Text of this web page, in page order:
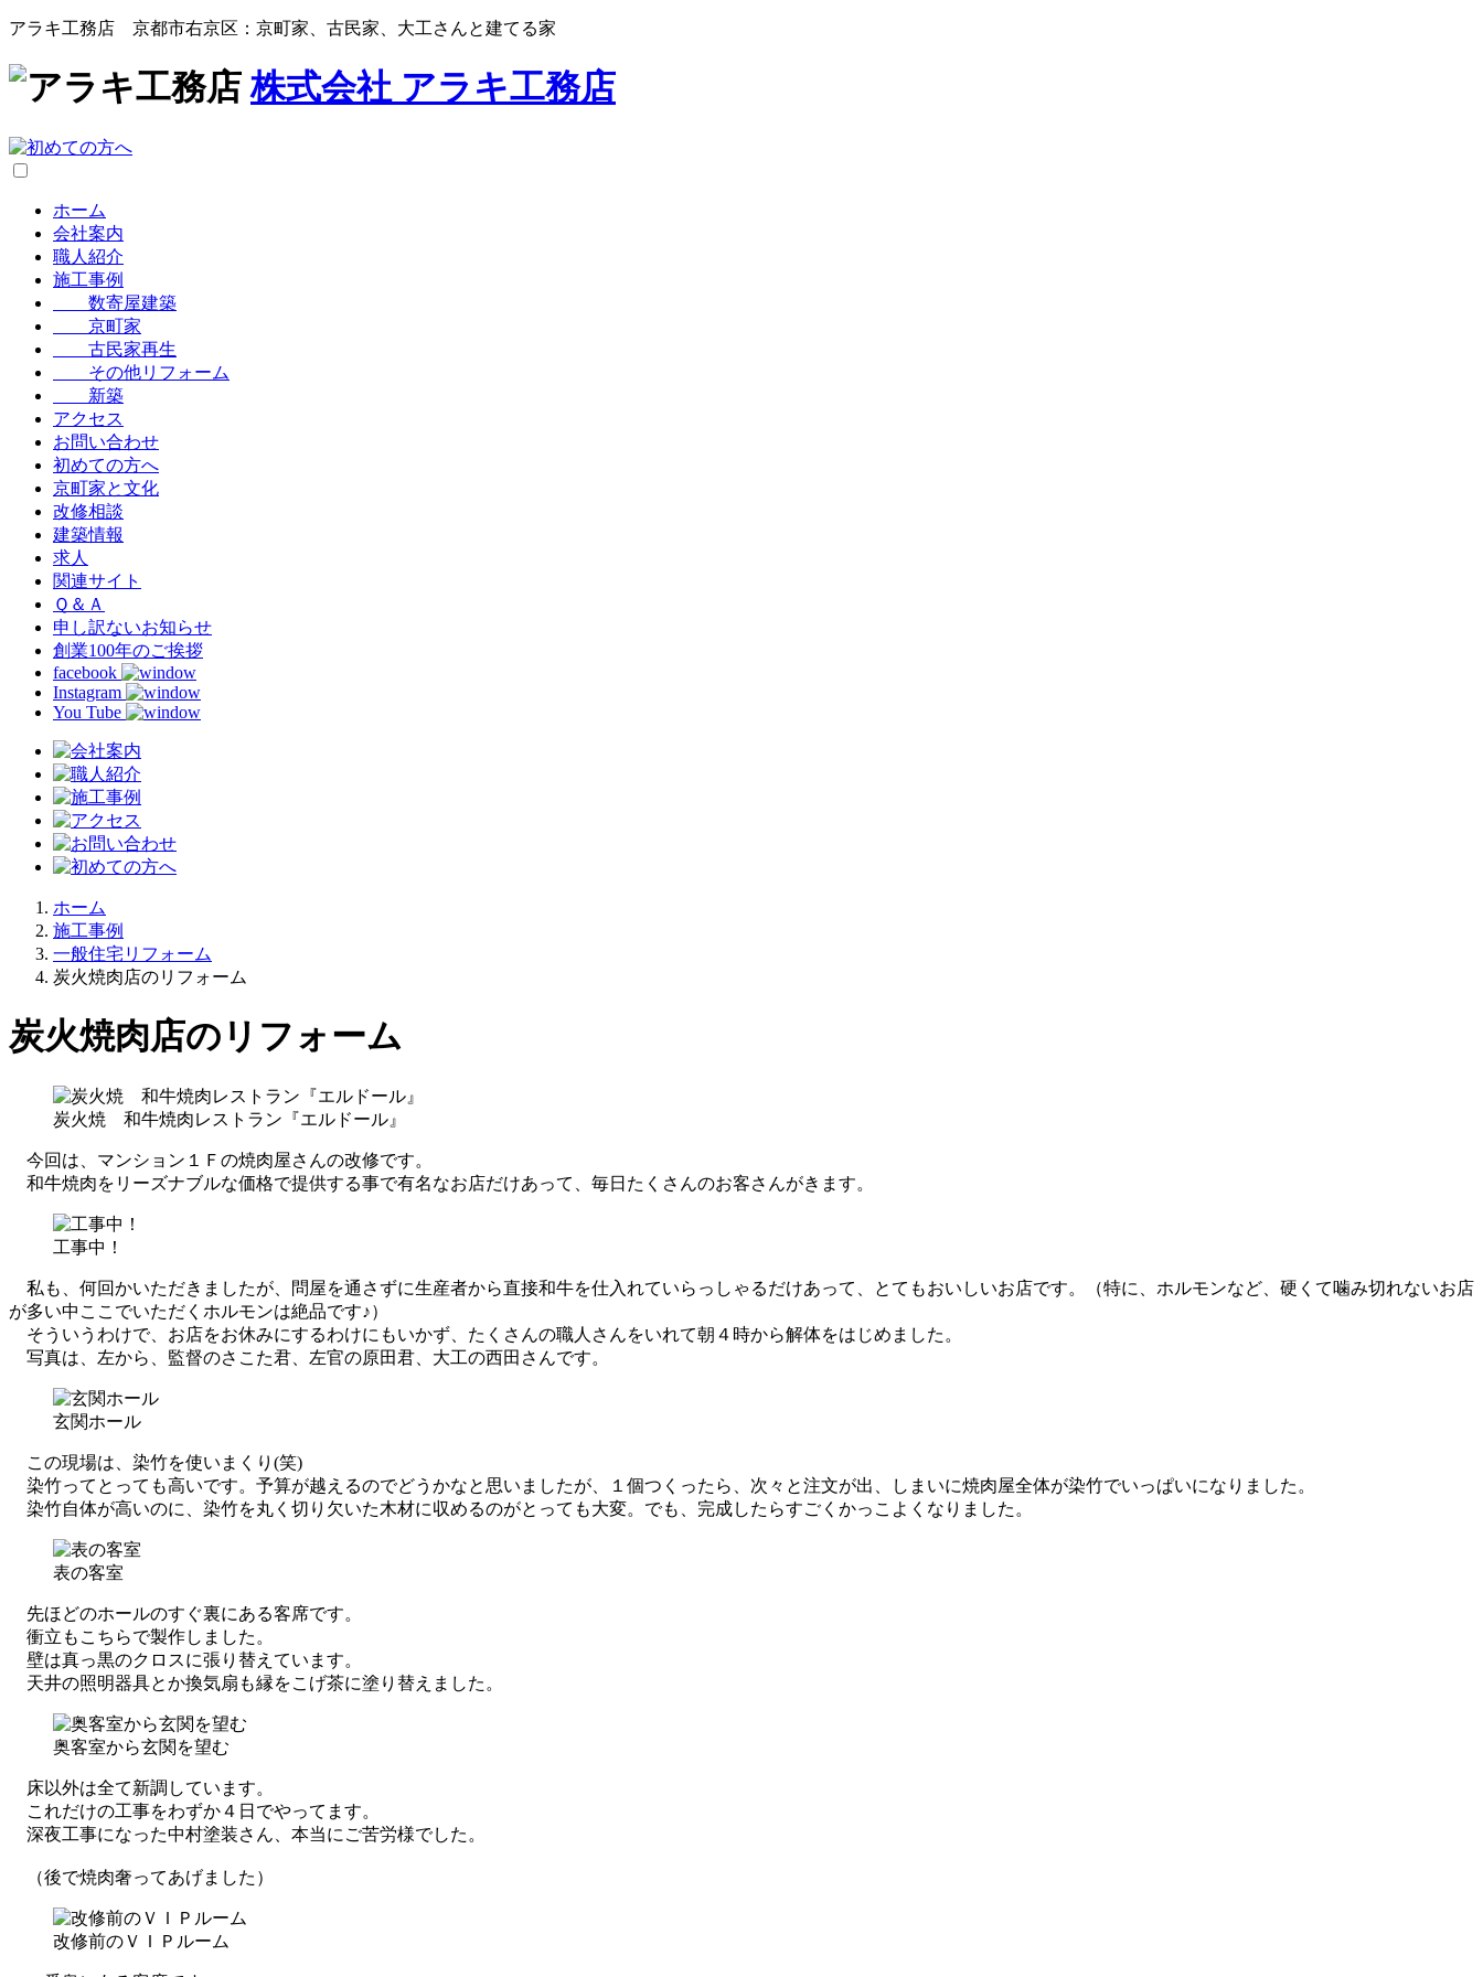
アラキ工務店 京都市右京区：京町家、古民家、大工さんと建てる家
株式会社 アラキ工務店
ホーム
会社案内
職人紹介
施工事例
数寄屋建築
京町家
古民家再生
その他リフォーム
新築
アクセス
お問い合わせ
初めての方へ
京町家と文化
改修相談
建築情報
求人
関連サイト
Ｑ＆Ａ
申し訳ないお知らせ
創業100年のご挨拶
facebook
Instagram
You Tube
ホーム
施工事例
一般住宅リフォーム
炭火焼肉店のリフォーム
炭火焼肉店のリフォーム
炭火焼 和牛焼肉レストラン『エルドール』
今回は、マンション１Ｆの焼肉屋さんの改修です。
和牛焼肉をリーズナブルな価格で提供する事で有名なお店だけあって、毎日たくさんのお客さんがきます。
工事中！
私も、何回かいただきましたが、問屋を通さずに生産者から直接和牛を仕入れていらっしゃるだけあって、とてもおいしいお店です。（特に、ホルモンなど、硬くて噛み切れないお店
が多い中ここでいただくホルモンは絶品です♪）
そういうわけで、お店をお休みにするわけにもいかず、たくさんの職人さんをいれて朝４時から解体をはじめました。
写真は、左から、監督のさこた君、左官の原田君、大工の西田さんです。
玄関ホール
この現場は、染竹を使いまくり(笑)
染竹ってとっても高いです。予算が越えるのでどうかなと思いましたが、１個つくったら、次々と注文が出、しまいに焼肉屋全体が染竹でいっぱいになりました。
染竹自体が高いのに、染竹を丸く切り欠いた木材に収めるのがとっても大変。でも、完成したらすごくかっこよくなりました。
表の客室
先ほどのホールのすぐ裏にある客席です。
衝立もこちらで製作しました。
壁は真っ黒のクロスに張り替えています。
天井の照明器具とか換気扇も縁をこげ茶に塗り替えました。
奥客室から玄関を望む
床以外は全て新調しています。
これだけの工事をわずか４日でやってます。
深夜工事になった中村塗装さん、本当にご苦労様でした。
（後で焼肉奢ってあげました）
改修前のＶＩＰルーム